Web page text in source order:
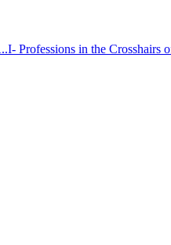
Professions in the Crosshairs